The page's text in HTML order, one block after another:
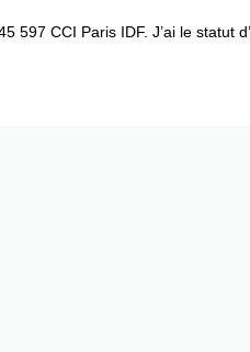
CCI Paris IDF. J’ai le statut